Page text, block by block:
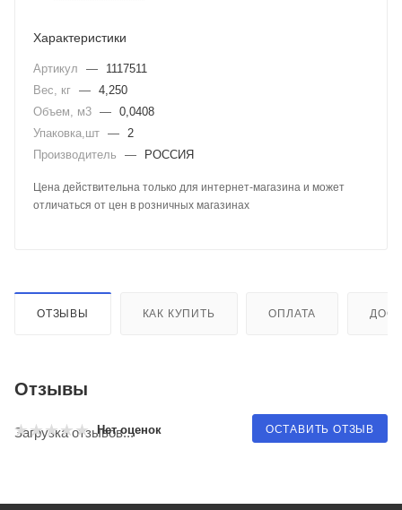
Характеристики
Артикул —
1117511
Вес, кг — 4,250
Объем, м3 — 0,0408
Упаковка,шт — 2
Производитель
— РОССИЯ
Цена действительна только для интернет-магазина и может
отличаться от цен в розничных магазинах
ОТЗЫВЫ КАК КУПИТЬ ОПЛАТА
Отзывы
Нет оценок ОСТАВИТЬ ОТЗЫВ
Загрузка отзывов...